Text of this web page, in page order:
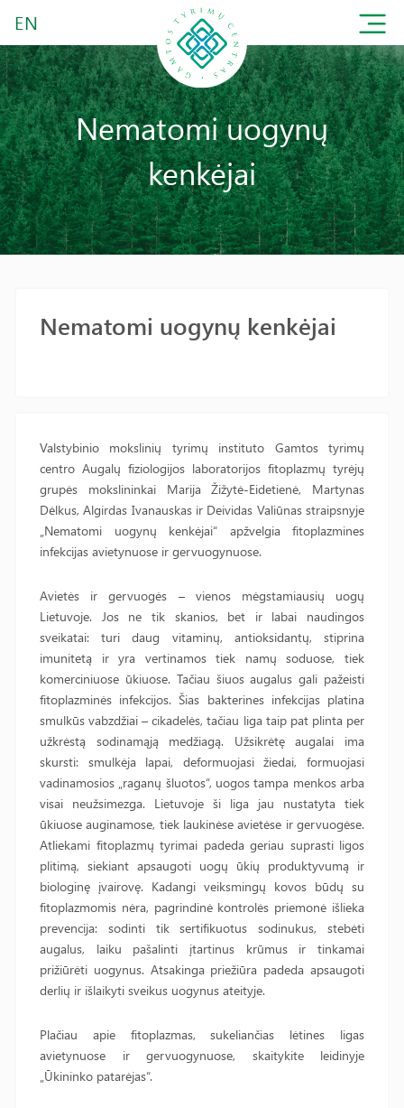
EN
Nematomi uogynų
kenkėjai
Nematomi uogynų kenkėjai
Valstybinio mokslinių tyrimų instituto Gamtos tyrimų
centro Augalų fiziologijos laboratorijos fitoplazmų tyrėjų
grupės mokslininkai Marija Žižytė-Eidetienė, Martynas
Dėlkus, Algirdas Ivanauskas ir Deividas Valiūnas straipsnyje
„Nematomi uogynų kenkėjai“ apžvelgia fitoplazmines
infekcijas avietynuose ir gervuogynuose.
Avietės ir gervuogės – vienos mėgstamiausių uogų
Lietuvoje. Jos ne tik skanios, bet ir labai naudingos
sveikatai: turi daug vitaminų, antioksidantų, stiprina
imunitetą ir yra vertinamos tiek namų soduose, tiek
komerciniuose ūkiuose. Tačiau šiuos augalus gali pažeisti
fitoplazminės infekcijos. Šias bakterines infekcijas platina
smulkūs vabzdžiai – cikadelės, tačiau liga taip pat plinta per
užkrėstą sodinamąją medžiagą. Užsikrėtę augalai ima
skursti: smulkėja lapai, deformuojasi žiedai, formuojasi
vadinamosios „raganų šluotos“, uogos tampa menkos arba
visai neužsimezga. Lietuvoje ši liga jau nustatyta tiek
ūkiuose auginamose, tiek laukinėse avietėse ir gervuogėse.
Atliekami fitoplazmų tyrimai padeda geriau suprasti ligos
plitimą, siekiant apsaugoti uogų ūkių produktyvumą ir
biologinę įvairovę. Kadangi veiksmingų kovos būdų su
fitoplazmomis nėra, pagrindinė kontrolės priemonė išlieka
prevencija: sodinti tik sertifikuotus sodinukus, stebėti
augalus, laiku pašalinti įtartinus krūmus ir tinkamai
prižiūrėti uogynus. Atsakinga priežiūra padeda apsaugoti
derlių ir išlaikyti sveikus uogynus ateityje.
Plačiau apie fitoplazmas, sukeliančias lėtines ligas
avietynuose ir gervuogynuose, skaitykite leidinyje
„Ūkininko patarėjas“.